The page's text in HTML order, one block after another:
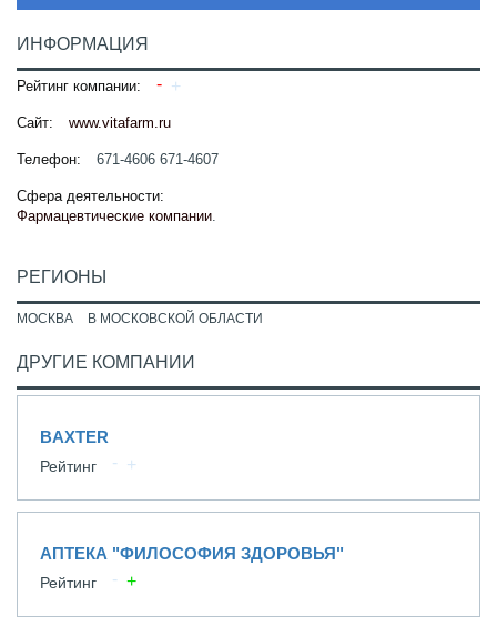
ИНФОРМАЦИЯ
Рейтинг компании:
Сайт: www.vitafarm.ru
Телефон: 671-4606 671-4607
Сфера деятельности:
Фармацевтические компании.
РЕГИОНЫ
МОСКВА В МОСКОВСКОЙ ОБЛАСТИ
ДРУГИЕ КОМПАНИИ
BAXTER
Рейтинг
АПТЕКА "ФИЛОСОФИЯ ЗДОРОВЬЯ"
Рейтинг